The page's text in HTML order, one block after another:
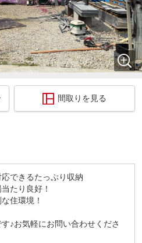
間取りを見る
できるたっぷり収納
たり良好！
住環境！
♪お気軽にお問い合わせくださ